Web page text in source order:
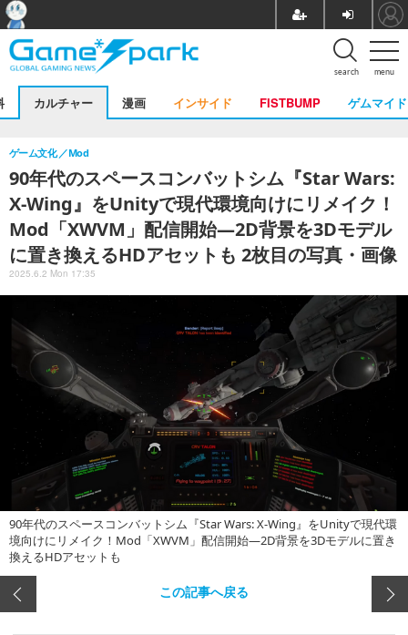
menu
search
カルチャー 漫画 インサイド FISTBUMP ゲムマイド
90年代のスペースコンバットシム『Star Wars:
X-Wing』をUnityで現代環境向けにリメイク！
Mod「XWVM」配信開始―2D背景を3Dモデル
に置き換えるHDアセットも 2枚目の写真・画像
ゲーム文化 Mod
2025.6.2 Mon 17:35
90年代のスペースコンバットシム『Star Wars: X-Wing』をUnityで現代環
境向けにリメイク！Mod「XWVM」配信開始―2D背景を3Dモデルに置き
換えるHDアセットも
この記事へ戻る